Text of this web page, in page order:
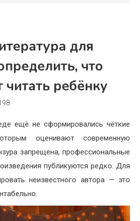
для
что
читать ребёнку
ещё не сформировались чёткие
оценивают современную
запрещена, профессиональные
публикуются редко. Для
неизвестного автора — это